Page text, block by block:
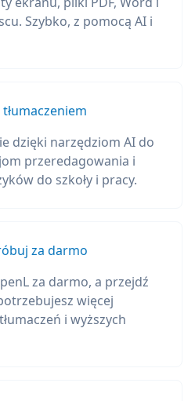
Szybko, z pomocą AI i
tłumaczeniem
dzięki narzędziom AI do
przeredagowania i
do szkoły i pracy.
za darmo
za darmo, a przejdź
więcej
i wyższych